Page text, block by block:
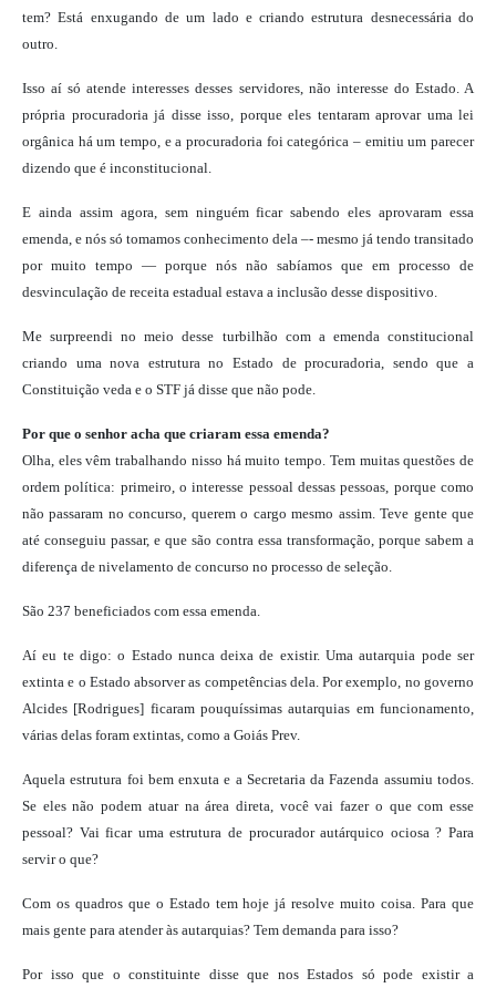
tem? Está enxugando de um lado e criando estrutura desnecessária do
outro.
Isso aí só atende interesses desses servidores, não interesse do Estado. A
própria procuradoria já disse isso, porque eles tentaram aprovar uma lei
orgânica há um tempo, e a procuradoria foi categórica – emitiu um parecer
dizendo que é inconstitucional.
E ainda assim agora, sem ninguém ficar sabendo eles aprovaram essa
emenda, e nós só tomamos conhecimento dela –- mesmo já tendo transitado
por muito tempo — porque nós não sabíamos que em processo de
desvinculação de receita estadual estava a inclusão desse dispositivo.
Me surpreendi no meio desse turbilhão com a emenda constitucional
criando uma nova estrutura no Estado de procuradoria, sendo que a
Constituição veda e o STF já disse que não pode.
Por que o senhor acha que criaram essa emenda?
Olha, eles vêm trabalhando nisso há muito tempo. Tem muitas questões de
ordem política: primeiro, o interesse pessoal dessas pessoas, porque como
não passaram no concurso, querem o cargo mesmo assim. Teve gente que
até conseguiu passar, e que são contra essa transformação, porque sabem a
diferença de nivelamento de concurso no processo de seleção.
São 237 beneficiados com essa emenda.
Aí eu te digo: o Estado nunca deixa de existir. Uma autarquia pode ser
extinta e o Estado absorver as competências dela. Por exemplo, no governo
Alcides [Rodrigues] ficaram pouquíssimas autarquias em funcionamento,
várias delas foram extintas, como a Goiás Prev.
Aquela estrutura foi bem enxuta e a Secretaria da Fazenda assumiu todos.
Se eles não podem atuar na área direta, você vai fazer o que com esse
pessoal? Vai ficar uma estrutura de procurador autárquico ociosa ? Para
servir o que?
Com os quadros que o Estado tem hoje já resolve muito coisa. Para que
mais gente para atender às autarquias? Tem demanda para isso?
Por isso que o constituinte disse que nos Estados só pode existir a